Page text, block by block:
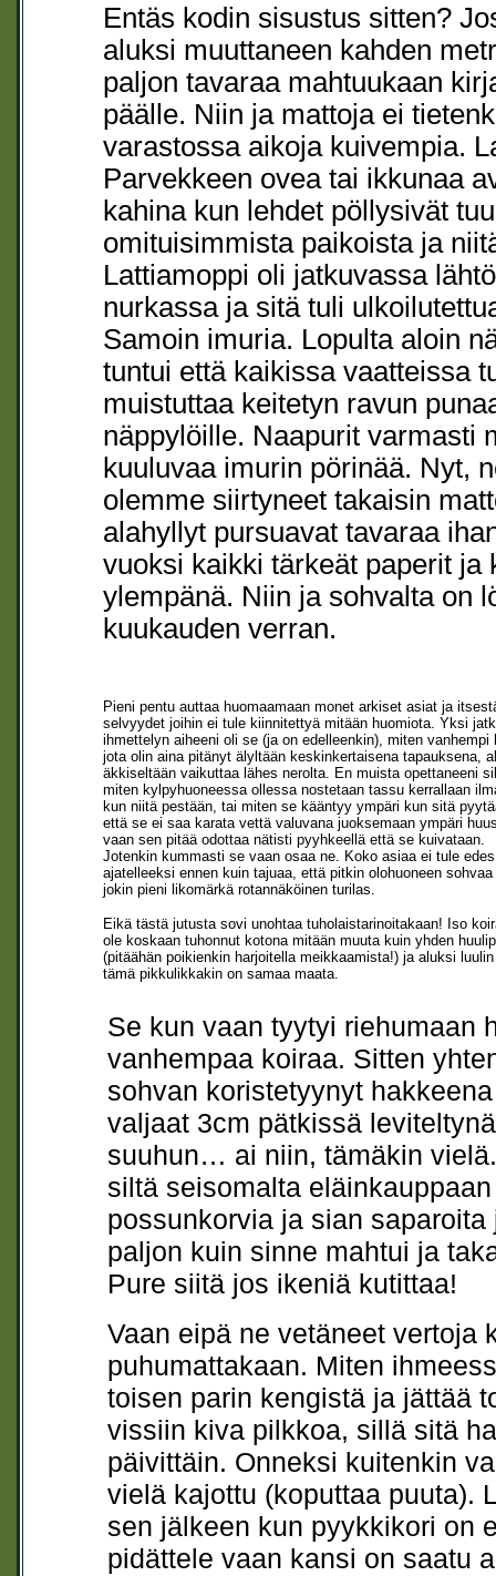
Entäs kodin sisustus sitten?
aluksi muuttaneen kahden
paljon tavaraa mahtuukaan
päälle. Niin ja mattoja ei
varastossa aikoja kuivempia.
Parvekkeen ovea tai ikkunaa
kahina kun lehdet pöllysivät
omituisimmista paikoista ja
Lattiamoppi oli jatkuvassa
nurkassa ja sitä tuli
Samoin imuria. Lopulta aloin
tuntui että kaikissa vaatteissa
muistuttaa keitetyn ravun
näppylöille. Naapurit varmasti
kuuluvaa imurin pörinää. Nyt,
olemme siirtyneet takaisin
alahyllyt pursuavat tavaraa
vuoksi kaikki tärkeät paperit ja
ylempänä. Niin ja sohvalta on
kuukauden verran.
Pieni pentu auttaa huomaamaan monet arkiset asiat ja
selvyydet joihin ei tule kiinnitettyä mitään huomiota. Yksi
ihmettelyn aiheeni oli se (ja on edelleenkin), miten vanhempi
jota olin aina pitänyt älyltään keskinkertaisena tapauksena,
äkkiseltään vaikuttaa lähes nerolta. En muista opettaneeni
miten kylpyhuoneessa ollessa nostetaan tassu kerrallaan
kun niitä pestään, tai miten se kääntyy ympäri kun sitä
että se ei saa karata vettä valuvana juoksemaan ympäri
vaan sen pitää odottaa nätisti pyyhkeellä että se kuivataan.
Jotenkin kummasti se vaan osaa ne. Koko asiaa ei tule edes
ajatelleeksi ennen kuin tajuaa, että pitkin olohuoneen
jokin pieni likomärkä rotannäköinen turilas.
Eikä tästä jutusta sovi unohtaa tuholaistarinoitakaan! Iso
ole koskaan tuhonnut kotona mitään muuta kuin yhden
(pitäähän poikienkin harjoitella meikkaamista!) ja aluksi
tämä pikkulikkakin on samaa maata.
Se kun vaan tyytyi riehumaan
vanhempaa koiraa. Sitten
sohvan koristetyynyt
valjaat 3cm pätkissä
suuhun… ai niin, tämäkin
siltä seisomalta
possunkorvia ja sian
paljon kuin sinne mahtui ja
Pure siitä jos ikeniä kutittaa!
Vaan eipä ne vetäneet vertoja
puhumattakaan. Miten
toisen parin kengistä ja jättää
vissiin kiva pilkkoa, sillä sitä
päivittäin. Onneksi kuitenkin
vielä kajottu (koputtaa puuta).
sen jälkeen kun pyykkikori on
pidättele vaan kansi on saatu